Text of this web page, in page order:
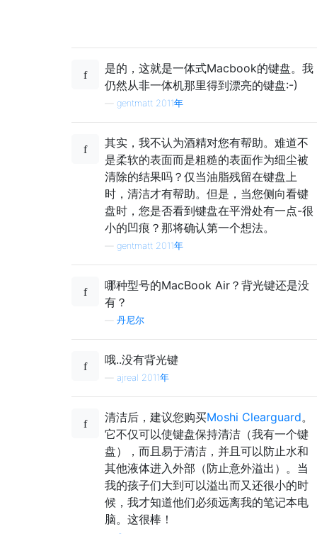
是的，这就是一体式Macbook的键盘。我
仍然从非一体机那里得到漂亮的键盘:-)
gentmatt 2011年
其实，我不认为酒精对您有帮助。难道不
是柔软的表面而是粗糙的表面作为细尘被
清除的结果吗？仅当油脂残留在键盘上
时，清洁才有帮助。但是，当您侧向看键
盘时，您是否看到键盘在平滑处有一点-很
小的凹痕？那将确认第一个想法。
gentmatt 2011年
哪种型号的MacBook Air？背光键还是没
有？
丹尼尔
哦..没有背光键
ajreal 2011年
清洁后，建议您购买Moshi Clearguard。
它不仅可以使键盘保持清洁（我有一个键
盘），而且易于清洁，并且可以防止水和
其他液体进入外部（防止意外溢出）。当
我的孩子们大到可以溢出而又还很小的时
候，我才知道他们必须远离我的笔记本电
脑。这很棒！